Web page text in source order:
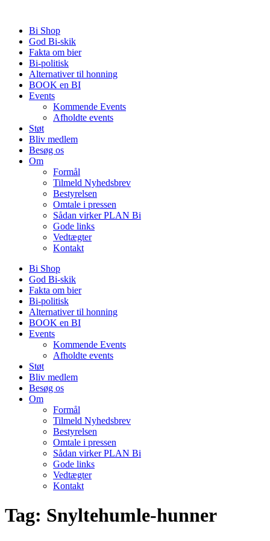
indholdBi Shop
God Bi-skik
Fakta om bier
Bi-politisk
Alternativer til honning
BOOK en BI
Events
Kommende Events
Afholdte events
Støt
Bliv medlem
Besøg os
Om
Formål
Tilmeld Nyhedsbrev
Bestyrelsen
Omtale i pressen
Sådan virker PLAN Bi
Gode links
Vedtægter
Kontakt
Bi Shop
God Bi-skik
Fakta om bier
Bi-politisk
Alternativer til honning
BOOK en BI
Events
Kommende Events
Afholdte events
Støt
Bliv medlem
Besøg os
Om
Formål
Tilmeld Nyhedsbrev
Bestyrelsen
Omtale i pressen
Sådan virker PLAN Bi
Gode links
Vedtægter
Kontakt
Tag: Snyltehumle-hunner